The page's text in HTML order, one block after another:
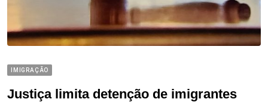
IMIGRAÇÃO
Justiça limita detenção de imigrantes